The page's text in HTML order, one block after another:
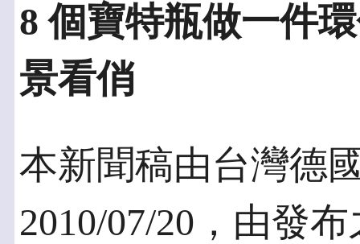
8 個寶特瓶做一件
景看俏
本新聞稿由台灣德
2010/07/20，由發